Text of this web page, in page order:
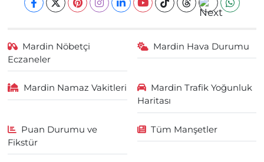
Mardin Nöbetçi
Eczaneler
Mardin Hava Durumu
Mardin Namaz Vakitleri
Mardin Trafik Yoğunluk
Haritası
Puan Durumu ve
Fikstür
Tüm Manşetler